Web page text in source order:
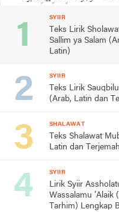
SYIIR
Teks Lirik
Sallim ya Salam
Latin)
SYIIR
Teks Lirik
(Arab, Latin dan
SHALAWAT
Teks Shalawat
Latin dan
SYIIR
Lirik Syiir
Wassalamu ‘Alaik
Tarhim) Lengkap